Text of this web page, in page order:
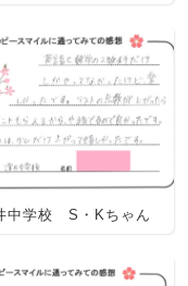
中学校 S・Kちゃん